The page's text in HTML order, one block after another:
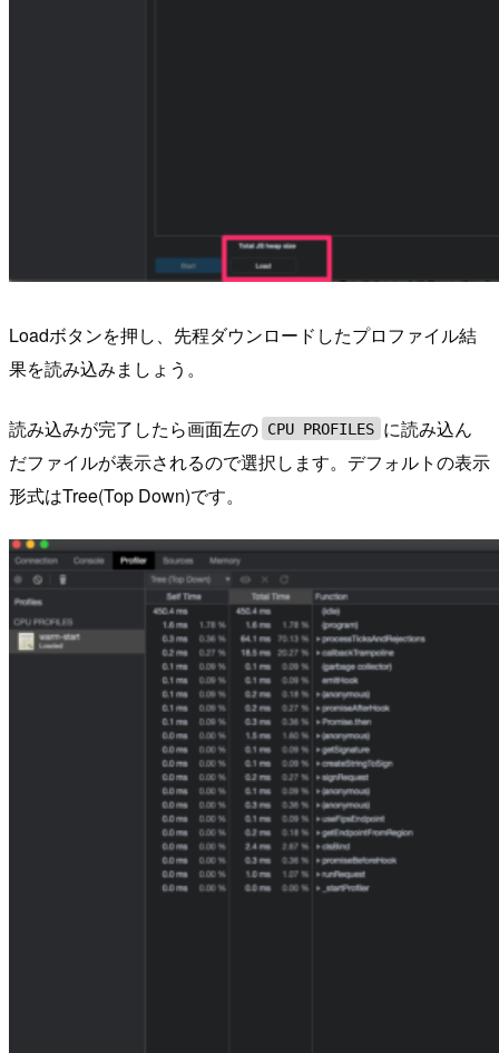
Loadボタンを押し、先程ダウンロードしたプロファイル結
果を読み込みましょう。
読み込みが完了したら画面左の CPU PROFILES に読み込ん
だファイルが表示されるので選択します。デフォルトの表示
形式はTree(Top Down)です。